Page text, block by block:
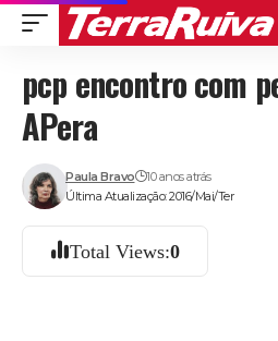
pcp encontro com
APera
Última Atualização: 2016/Mai/Ter
Paula Bravo 10 anos atrás
Total Views:0